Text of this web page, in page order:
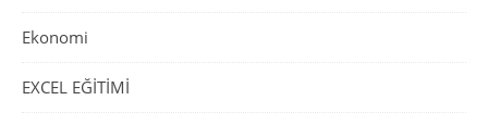
Ekonomi
EXCEL EĞİTİMİ